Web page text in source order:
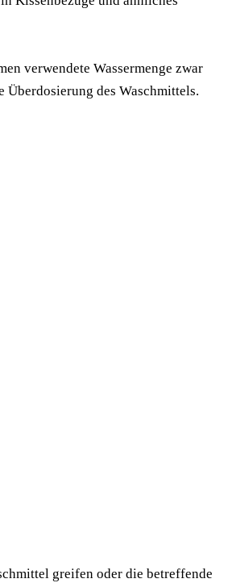
verwendete Wassermenge zwar
des Waschmittels.
greifen oder die betreffende